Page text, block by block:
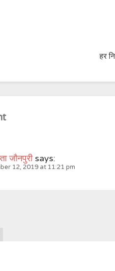
हर
जौनपुरी says:
12, 2019 at 11:21 pm